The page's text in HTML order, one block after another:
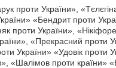
проти України»,
«Бендрит проти
проти України»,
«Прекрасний проти
України» «Удовік проти
«Шалімов проти країни»